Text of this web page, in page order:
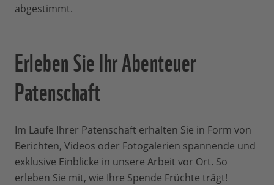
abgestimmt.
Erleben Sie Ihr Abenteuer
Patenschaft
Im Laufe Ihrer Patenschaft erhalten Sie in Form von
Berichten, Videos oder Fotogalerien spannende und
exklusive Einblicke in unsere Arbeit vor Ort. So
erleben Sie mit, wie Ihre Spende Früchte trägt!